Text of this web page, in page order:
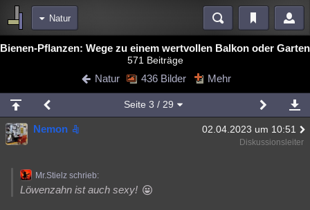
Natur
Bereiche
Blogs Videos
Chat Wiki Neuigkeiten
meine Rubriken
Menschen Wissenschaft Mystery Kriminalfälle
Natur Umfragen Unterhaltung
Bienen-Pflanzen: Wege zu einem wertvollen Balkon oder Garten
571 Beiträge
Natur 436 Bilder Mehr
Seite 3 / 29
Nemon 02.04.2023 um 10:51
Diskussionsleiter
Mr.Stielz schrieb:
Löwenzahn ist auch sexy!